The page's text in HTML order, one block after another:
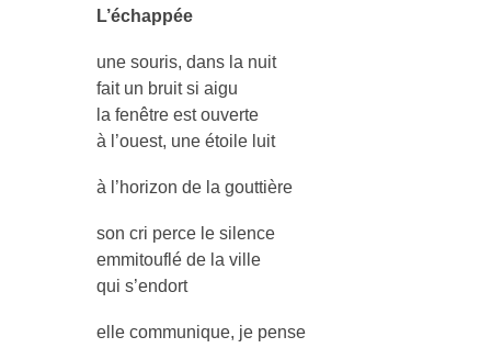
L’échappée
une souris, dans la nuit
fait un bruit si aigu
la fenêtre est ouverte
à l’ouest, une étoile luit
à l’horizon de la gouttière
son cri perce le silence
emmitouflé de la ville
qui s’endort
elle communique, je pense